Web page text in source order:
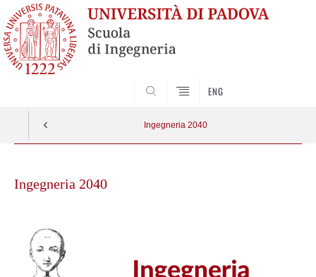
ENG
Ingegneria 2040
contentIngegneria 2040